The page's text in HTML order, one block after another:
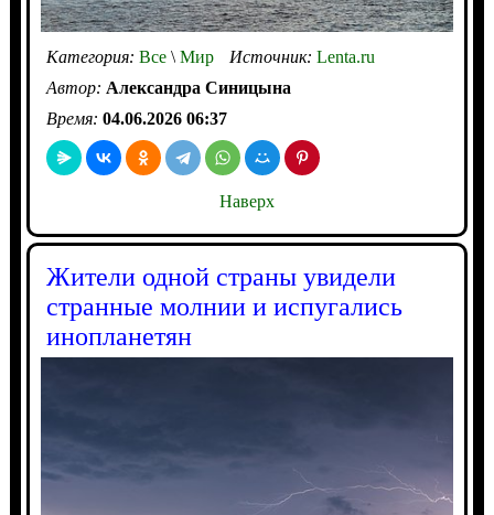
Категория: Все\Мир Источник: Lenta.ru
Автор: Александра Синицына
Время: 04.06.2026 06:37
Наверх
Жители одной страны увидели
странные молнии и испугались
инопланетян